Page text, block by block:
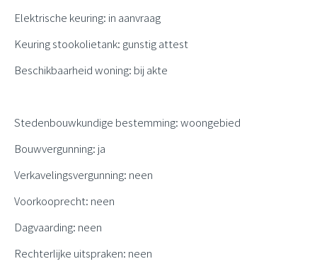
Elektrische keuring: in aanvraag
Keuring stookolietank: gunstig attest
Beschikbaarheid woning: bij akte
Stedenbouwkundige bestemming: woongebied
Bouwvergunning: ja
Verkavelingsvergunning: neen
Voorkooprecht: neen
Dagvaarding: neen
Rechterlijke uitspraken: neen